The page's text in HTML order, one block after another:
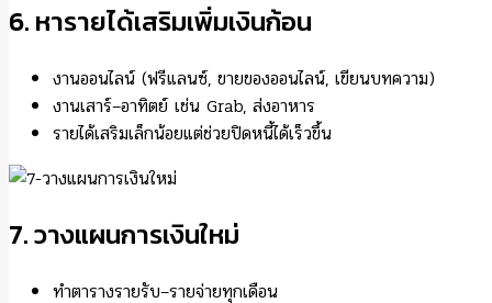
6. หารายได้เสริมเพิ่มเงินก้อน
งานออนไลน์ (ฟรีแลนซ์, ขายของออนไลน์, เขียนบทความ)
งานเสาร์–อาทิตย์ เช่น Grab, ส่งอาหาร
รายได้เสริมเล็กน้อยแต่ช่วยปิดหนี้ได้เร็วขึ้น
7. วางแผนการเงินใหม่
ทำตารางรายรับ–รายจ่ายทุกเดือน